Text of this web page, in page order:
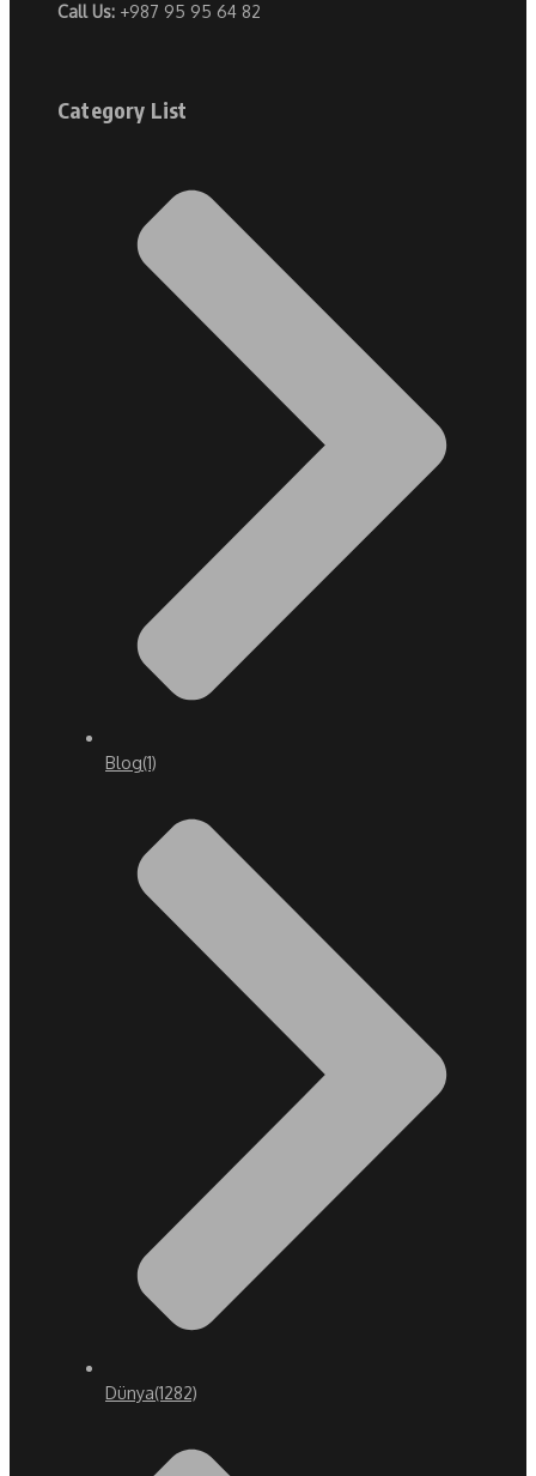
Call Us: +987 95 95 64 82
Category List
Blog(1)
Dünya(1282)